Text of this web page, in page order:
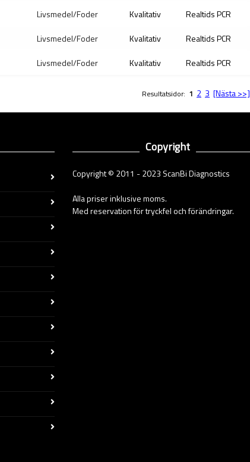
Livsmedel/Foder Kvalitativ
Realtids PCR
Livsmedel/Foder Kvalitativ
Realtids PCR
Livsmedel/Foder Kvalitativ Realtids PCR
Resultatsidor: 1 2 3 [Nästa >>]
Copyright
Copyright © 2011 - 2023 ScanBi Diagnostics
Alla priser inklusive moms.
Med reservation för tryckfel och förändringar.